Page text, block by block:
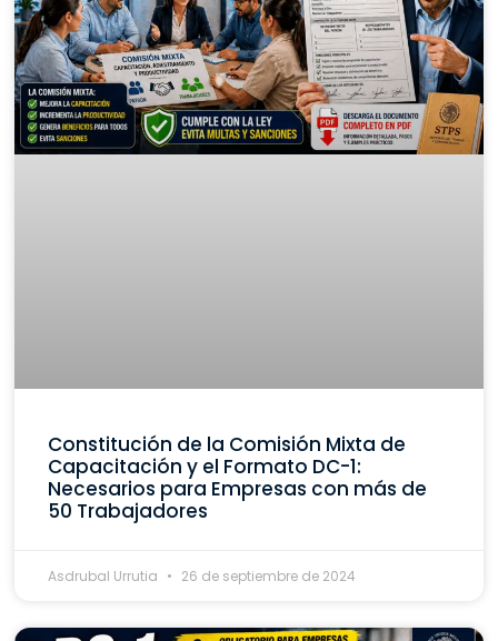
Constitución de la Comisión Mixta de
Capacitación y el Formato DC-1:
Necesarios para Empresas con más de
50 Trabajadores
Asdrubal Urrutia 26 de septiembre de 2024